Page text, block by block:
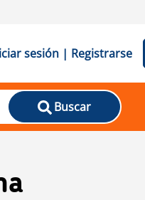
sesión | Registrarse
Buscar